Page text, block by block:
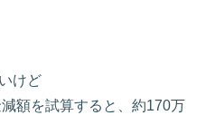
けど
額を試算すると、約170万